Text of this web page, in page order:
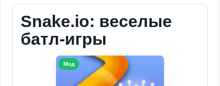
Snake.io: веселые
батл-игры
Мод